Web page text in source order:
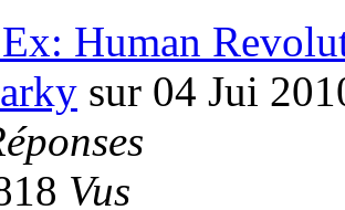
Human
sur 04 Jui
Vus